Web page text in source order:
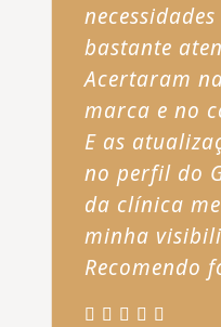
bastante
Acertaram
marca e no
E as
no perfil do
da clínica
minha
Recomendo